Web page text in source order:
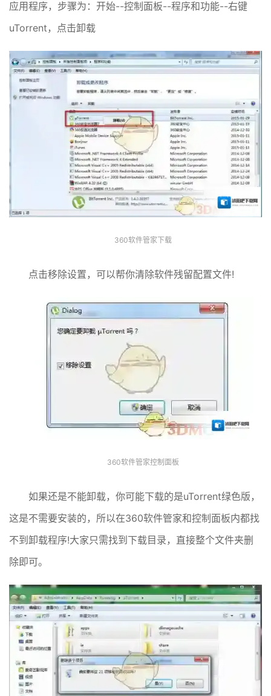
应用程序，步骤为：开始--控制面板--程序和功能--右键
uTorrent，点击卸载
360软件管家下载
点击移除设置，可以帮你清除软件残留配置文件!
360软件管家控制面板
如果还是不能卸载，你可能下载的是uTorrent绿色版，
这是不需要安装的，所以在360软件管家和控制面板内都找
不到卸载程序!大家只需找到下载目录，直接整个文件夹删
除即可。